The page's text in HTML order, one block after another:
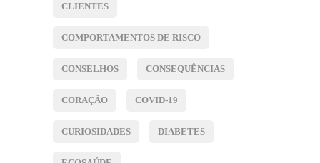
CLIENTES
COMPORTAMENTOS DE RISCO
CONSELHOS CONSEQUÊNCIAS
CORAÇÃO COVID-19
CURIOSIDADES DIABETES